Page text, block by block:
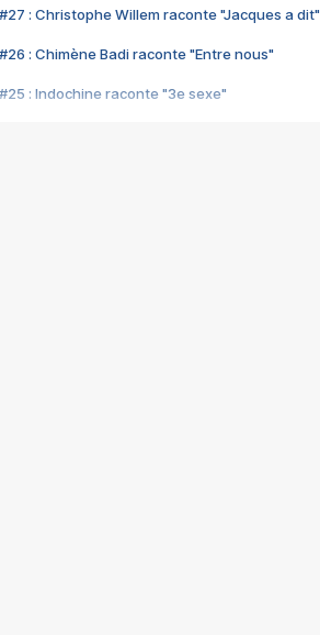
#27 : Christophe Willem raconte "Jacques a dit"
#26 : Chimène Badi raconte "Entre nous"
#25 : Indochine raconte "3e sexe"